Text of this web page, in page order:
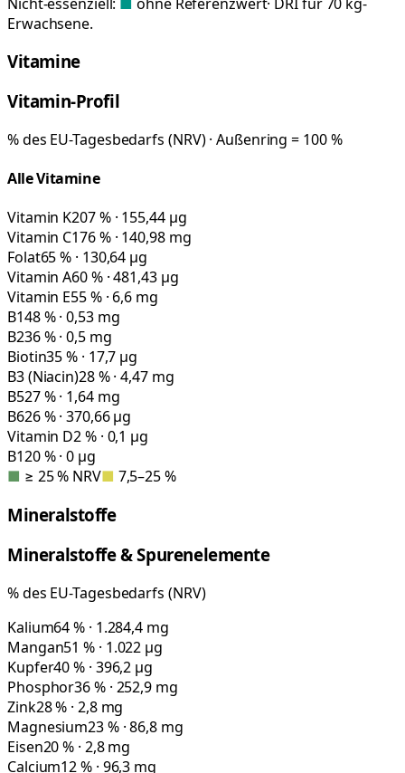
Erwachsene.
Vitamine
Vitamin-Profil
% des EU-Tagesbedarfs (NRV) · Außenring = 100 %
Alle Vitamine
Vitamin K207 % · 155,44 µg
Vitamin C176 % · 140,98 mg
Folat65 % · 130,64 µg
Vitamin A60 % · 481,43 µg
Vitamin E55 % · 6,6 mg
B148 % · 0,53 mg
B236 % · 0,5 mg
Biotin35 % · 17,7 µg
B3 (Niacin)28 % · 4,47 mg
B527 % · 1,64 mg
B626 % · 370,66 µg
Vitamin D2 % · 0,1 µg
B120 % · 0 µg
■ ≥ 25 % NRV■ 7,5–25 %
Mineralstoffe
Mineralstoffe & Spurenelemente
% des EU-Tagesbedarfs (NRV)
Kalium64 % · 1.284,4 mg
Mangan51 % · 1.022 µg
Kupfer40 % · 396,2 µg
Phosphor36 % · 252,9 mg
Zink28 % · 2,8 mg
Magnesium23 % · 86,8 mg
Eisen20 % · 2,8 mg
Calcium12 % · 96,3 mg